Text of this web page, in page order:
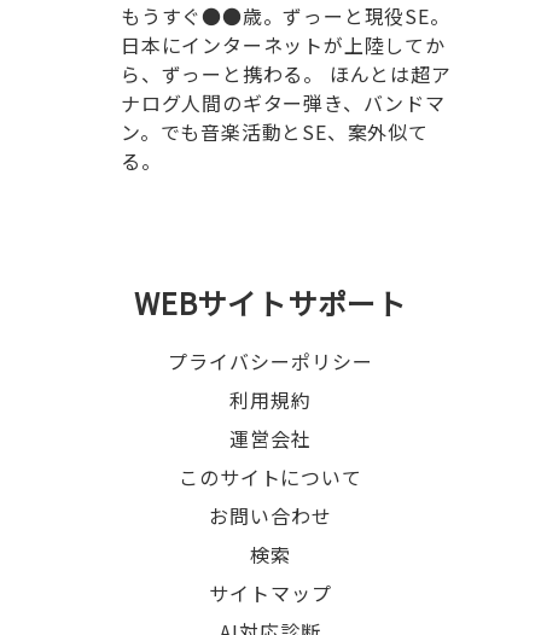
もうすぐ●●歳。ずっーと現役SE。
日本にインターネットが上陸してか
ら、ずっーと携わる。 ほんとは超ア
ナログ人間のギター弾き、バンドマ
ン。でも音楽活動とSE、案外似て
る。
WEBサイトサポート
プライバシーポリシー
利用規約
運営会社
このサイトについて
お問い合わせ
検索
サイトマップ